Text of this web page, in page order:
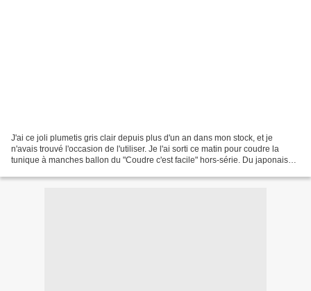
J'ai ce joli plumetis gris clair depuis plus d'un an dans mon stock, et je
n'avais trouvé l'occasion de l'utiliser. Je l'ai sorti ce matin pour coudre la
tunique à manches ballon du "Coudre c'est facile" hors-série. Du japonais